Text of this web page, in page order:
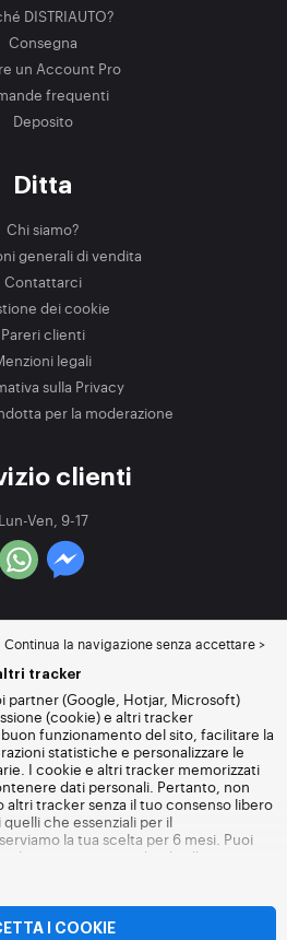
DISTRIAUTO?
Consegna
un Account Pro
frequenti
Deposito
Ditta
Chi siamo?
generali di vendita
Contattarci
dei cookie
Pareri clienti
legali
sulla Privacy
per la moderazione
clienti
Lun-Ven, 9-17
Continua la navigazione senza accettare >
tracker
partner (Google, Hotjar, Microsoft)
(cookie) e altri tracker
funzionamento del sito, facilitare la
statistiche e personalizzare le
I cookie e altri tracker memorizzati
dati personali. Pertanto, non
altri tracker senza il tuo consenso libero
che essenziali per il
la tua scelta per 6 mesi. Puoi
momento andando alla
cookie o altri tracker. Il rifiuto non
Distriauto.it. Per maggiori informazioni,
.
I COOKIE